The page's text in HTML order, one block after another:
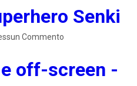
Senki
Commento
off-screen -